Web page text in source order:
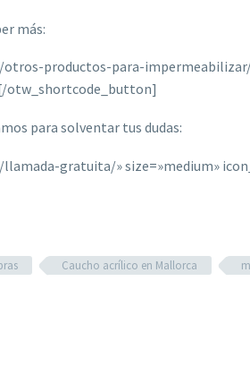
más:
productos-para-impermeabilizar/
otw_shortcode_button]
para solventar tus dudas:
gratuita/» size=»medium»
Caucho acrílico en Mallorca